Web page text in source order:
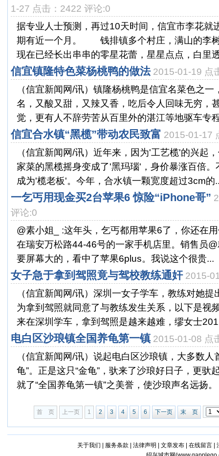
1-27 点击：2422 评论:0
据专业人士预测，再过10天时间，信宜市李花就
期有近一个月。 钱排镇多个村庄，满山的李
现在已经长出串串的零星花蕾，星星点点，白里
信宜镇隆特色菜杨桃鸭的做法 2015-01-19 点
（信宜新闻网/讯）镇隆杨桃鸭是信宜名菜色之
名，又酸又甜，又辣又香，吃后令人回味无穷，
觉，更有人不辞劳苦从百里外的湛江等地驱车
信宜合水镇“黑榄”带动农民致富 2015-01-17
（信宜新闻网/讯）近年来，因为'工艺榄'的兴起
家菜的黑榄摇身变成了'黑玛瑙'，身价暴涨百倍
成为'榄老板'。今年，合水镇一颗宽度超过3cm的
一乞丐用现金买2台苹果6 惊险“iPhone哥”
评论:0
@素小姐_ :这年头，乞丐都用苹果6了，你还在
在瑞安万松路44-46号的一家手机店里。销售员
要屏幕大的，看中了苹果6plus。我说这个很贵...
女子急于拿到驾照竟与驾校教练通奸 2015-
（信宜新闻网/讯）深圳一女子学车，教练对她
为拿到驾照就同意了与教练发生关系，以下是视
来在深圳学车，拿到驾照是越来越难，缪女士
电白区沙琅镇全国养龟第一镇 2015-01-08 点
（信宜新闻网/讯）说起电白区沙琅镇，大多数人
龟”。正是这只“金龟”，驮来了沙琅好日子，更驮
就了“全国养龟第一镇”之美誉，使沙琅声名远
首 页 上一页 1 2 3 4 5 6 下一页 末 页
关于我们 服务条款 法律声明 文章发布| 在线留言|